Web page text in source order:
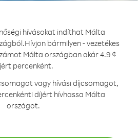
hívásokat indíthat Málta
Hívjon bármilyen - vezetékes
Málta országban akár 4.9 ¢
percenként.
vagy hívási díjcsomagot,
díjért hívhassa Málta
országot.